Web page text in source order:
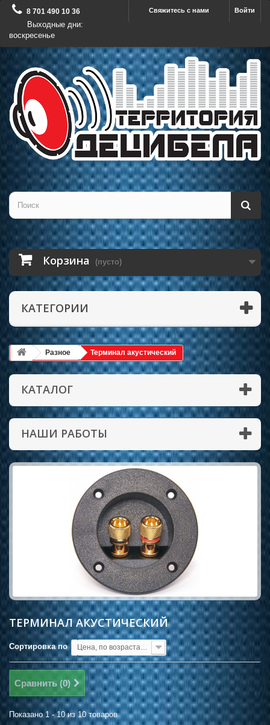
Войти
Свяжитесь с нами
8 701 490 10 36
Выходные дни:
воскресенье
Корзина (пусто)
КАТЕГОРИИ
Разное Терминал акустический
КАТАЛОГ
НАШИ РАБОТЫ
ТЕРМИНАЛ АКУСТИЧЕСКИЙ
Сортировка по
Сравнить (0)
Показано 1 - 10 из 10 товаров